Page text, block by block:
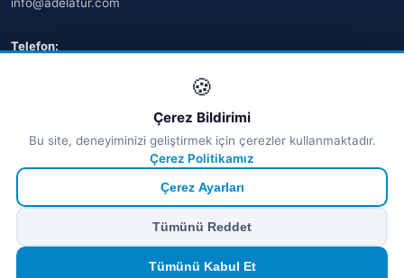
Telefon:
💬 WhatsApp
€ EUR $ USD
🍪
Çerez Bildirimi
Bu site, deneyiminizi geliştirmek için çerezler kullanmaktadır.
Çerez Politikamız
Çerez Ayarları
Tümünü Reddet
Tümünü Kabul Et